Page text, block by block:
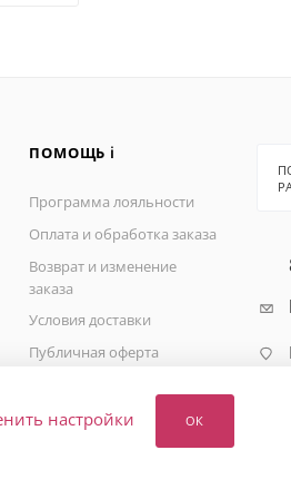
ПОМОЩЬ ℹ️
Программа лояльности
Оплата и обработка заказа
Возврат и изменение
заказа
Условия доставки
Публичная оферта
настройки ОК